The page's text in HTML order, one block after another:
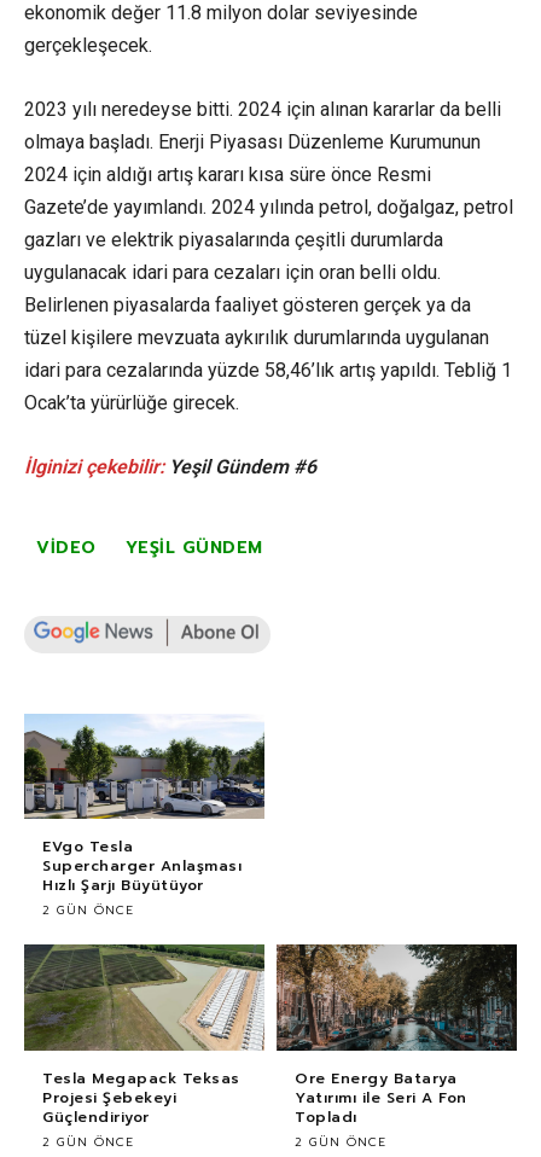
ekonomik değer 11.8 milyon dolar seviyesinde
gerçekleşecek.
2023 yılı neredeyse bitti. 2024 için alınan kararlar da belli
olmaya başladı. Enerji Piyasası Düzenleme Kurumunun
2024 için aldığı artış kararı kısa süre önce Resmi
Gazete’de yayımlandı. 2024 yılında petrol, doğalgaz, petrol
gazları ve elektrik piyasalarında çeşitli durumlarda
uygulanacak idari para cezaları için oran belli oldu.
Belirlenen piyasalarda faaliyet gösteren gerçek ya da
tüzel kişilere mevzuata aykırılık durumlarında uygulanan
idari para cezalarında yüzde 58,46’lık artış yapıldı. Tebliğ 1
Ocak’ta yürürlüğe girecek.
İlginizi çekebilir: Yeşil Gündem #6
VIDEO YEŞIL GÜNDEM
EVgo Tesla
Supercharger Anlaşması
Hızlı Şarjı Büyütüyor
2 GÜN ÖNCE
Tesla Megapack Teksas
Projesi Şebekeyi
Güçlendiriyor
2 GÜN ÖNCE
Ore Energy Batarya
Yatırımı ile Seri A Fon
Topladı
2 GÜN ÖNCE